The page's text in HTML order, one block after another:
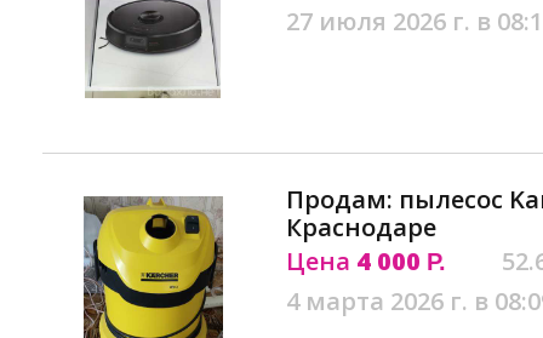
27 июля 2026 г. в
Продам: пылесос
Краснодаре
Цена 4 000 Р.
4 марта 2026 г. в